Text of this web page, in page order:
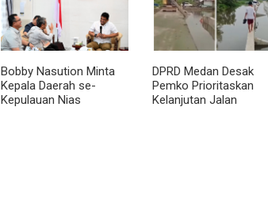
Bobby Nasution Minta
Kepala Daerah se-
Kepulauan Nias
DPRD Medan Desak
Pemko Prioritaskan
Kelanjutan Jalan